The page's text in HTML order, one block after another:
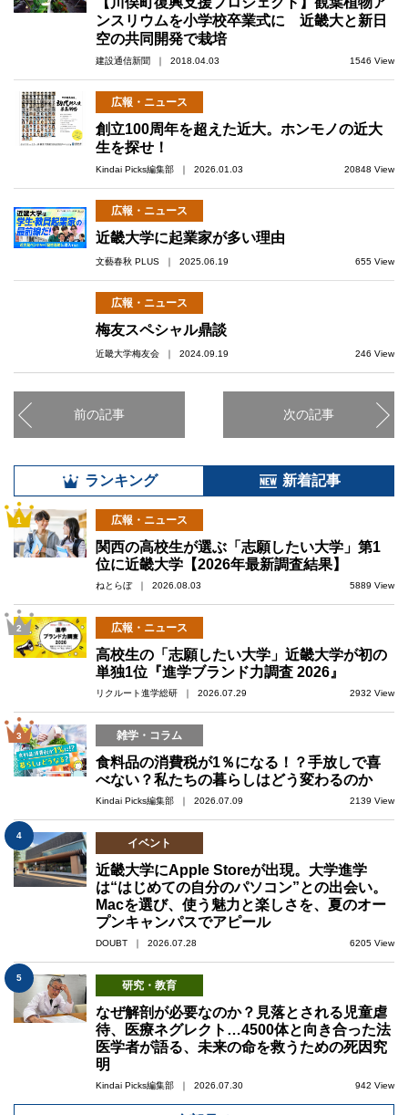
ンスリウムを小学校卒業式に 近畿大と新日
空の共同開発で栽培
建設通信新聞 ｜ 2018.04.03 1546 View
広報・ニュース
創立100周年を超えた近大。ホンモノの近大
生を探せ！
Kindai Picks編集部 ｜ 2026.01.03 20848 View
広報・ニュース
近畿大学に起業家が多い理由
文藝春秋 PLUS ｜ 2025.06.19 655 View
広報・ニュース
梅友スペシャル鼎談
近畿大学梅友会 ｜ 2024.09.19 246 View
前の記事 次の記事
ランキング 新着記事
1 広報・ニュース
関西の高校生が選ぶ「志願したい大学」第1
位に近畿大学【2026年最新調査結果】
ねとらぼ ｜ 2026.08.03 5889 View
2 広報・ニュース
高校生の「志願したい大学」近畿大学が初の
単独1位『進学ブランド力調査 2026』
リクルート進学総研 ｜ 2026.07.29 2932 View
3 雑学・コラム
食料品の消費税が1％になる！？手放しで喜
べない？私たちの暮らしはどう変わるのか
Kindai Picks編集部 ｜ 2026.07.09 2139 View
4
イベント
近畿大学にApple Storeが出現。大学進学
は“はじめての自分のパソコン”との出会い。
Macを選び、使う魅力と楽しさを、夏のオー
プンキャンパスでアピール
DOUBT ｜ 2026.07.28 6205 View
5
研究・教育
なぜ解剖が必要なのか？見落とされる児童虐
待、医療ネグレクト…4500体と向き合った法
医学者が語る、未来の命を救うための死因究
明
Kindai Picks編集部 ｜ 2026.07.30 942 View